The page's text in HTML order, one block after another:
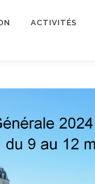
ACTIVITÉS